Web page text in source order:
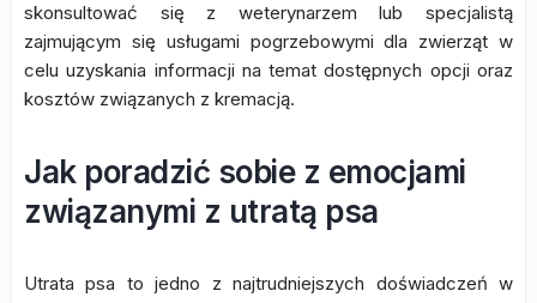
skonsultować się z weterynarzem lub specjalistą
zajmującym się usługami pogrzebowymi dla zwierząt w
celu uzyskania informacji na temat dostępnych opcji oraz
kosztów związanych z kremacją.
Jak poradzić sobie z emocjami
związanymi z utratą psa
Utrata psa to jedno z najtrudniejszych doświadczeń w